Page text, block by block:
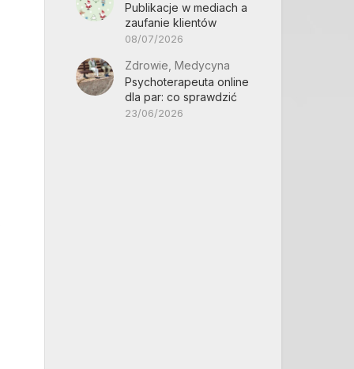
Publikacje w mediach a
zaufanie klientów
08/07/2026
Zdrowie, Medycyna
Psychoterapeuta online
dla par: co sprawdzić
23/06/2026